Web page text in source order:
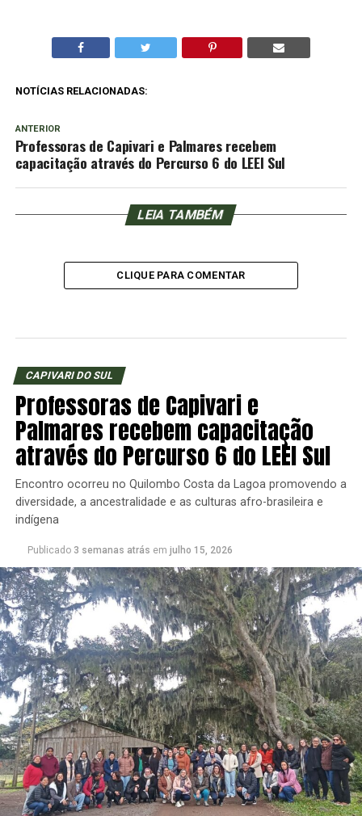
NOTÍCIAS RELACIONADAS:
ANTERIOR
Professoras de Capivari e Palmares recebem
capacitação através do Percurso 6 do LEEI Sul
LEIA TAMBÉM
CLIQUE PARA COMENTAR
CAPIVARI DO SUL
Professoras de Capivari e
Palmares recebem capacitação
através do Percurso 6 do LEEI Sul
Encontro ocorreu no Quilombo Costa da Lagoa promovendo a
diversidade, a ancestralidade e as culturas afro-brasileira e
indígena
Publicado 3 semanas atrás em julho 15, 2026